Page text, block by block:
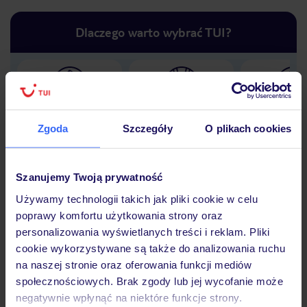
Zgoda Szczegóły O plikach cookies
Szanujemy Twoją prywatność
Używamy technologii takich jak pliki cookie w celu
poprawy komfortu użytkowania strony oraz
personalizowania wyświetlanych treści i reklam. Pliki
cookie wykorzystywane są także do analizowania ruchu
na naszej stronie oraz oferowania funkcji mediów
społecznościowych. Brak zgody lub jej wycofanie może
negatywnie wpłynąć na niektóre funkcje strony.
Dlaczego warto wybrać TUI?
Hotel
Opinie